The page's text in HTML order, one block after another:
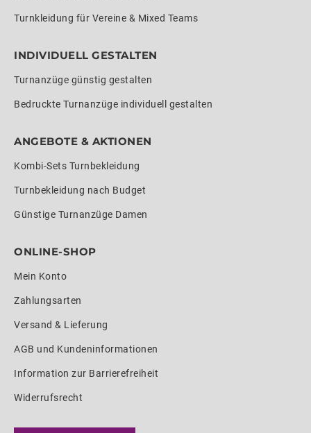
Turnkleidung für Vereine & Mixed Teams
INDIVIDUELL GESTALTEN
Turnanzüge günstig gestalten
Bedruckte Turnanzüge individuell gestalten
ANGEBOTE & AKTIONEN
Kombi-Sets Turnbekleidung
Turnbekleidung nach Budget
Günstige Turnanzüge Damen
ONLINE-SHOP
Mein Konto
Zahlungsarten
Versand & Lieferung
AGB und Kundeninformationen
Information zur Barrierefreiheit
Widerrufsrecht